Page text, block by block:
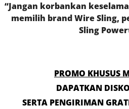
“Jangan korbankan
memilih brand Wire Sling,
Sling
PROMO KHUSUS
DAPATKAN
SERTA PENGIRIMAN